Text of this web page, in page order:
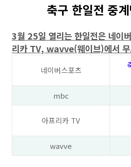
축구 한일전 중
3월 25일 열리는 한일전은 네이
리카 TV, wavve(웨이브)에서 무
네이버스포츠
mbc
아프리카 TV
wavve